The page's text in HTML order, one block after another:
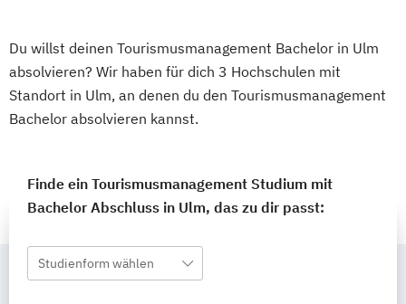
Du willst deinen Tourismusmanagement Bachelor in Ulm
absolvieren? Wir haben für dich 3 Hochschulen mit
Standort in Ulm, an denen du den Tourismusmanagement
Bachelor absolvieren kannst.
Finde ein Tourismusmanagement Studium mit
Bachelor Abschluss in Ulm, das zu dir passt:
Studienform wählen